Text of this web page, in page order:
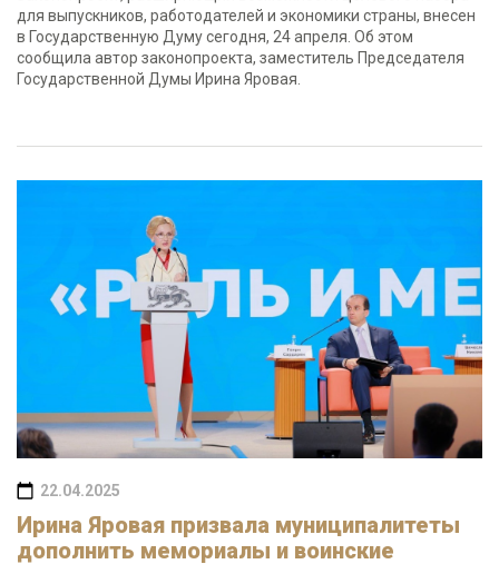
для выпускников, работодателей и экономики страны, внесен
в Государственную Думу сегодня, 24 апреля. Об этом
сообщила автор законопроекта, заместитель Председателя
Государственной Думы Ирина Яровая.
22.04.2025
Ирина Яровая призвала муниципалитеты
дополнить мемориалы и воинские